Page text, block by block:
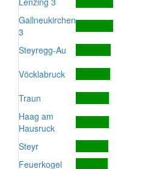
Gallneukirchen
3
Steyregg-Au
Vöcklabruck
Traun
Haag am
Hausruck
Steyr
Feuerkogel